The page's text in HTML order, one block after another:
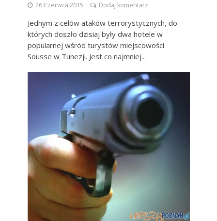
26 Czerwca 2015 Dodaj komentarz
Jednym z celów ataków terrorystycznych, do
których doszło dzisiaj były dwa hotele w
popularnej wśród turystów miejscowości
Sousse w Tunezji. Jest co najmniej...